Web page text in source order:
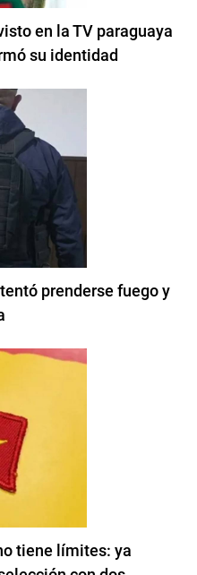
en la TV paraguaya
su identidad
prenderse fuego y
tiene límites: ya